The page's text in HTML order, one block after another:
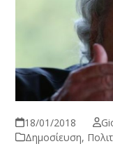
18/01/2018
Δημοσίευση,